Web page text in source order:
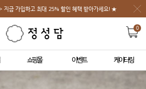
금 가입하고 최대 25% 할인 혜택 받아가세요! ★
0
쇼핑몰 이벤트 케이터링